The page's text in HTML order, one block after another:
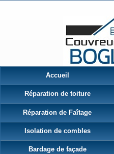
Accueil
Réparation de toiture
Réparation de Faîtage
Isolation de combles
Bardage de façade